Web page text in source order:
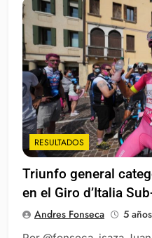
RESULTADOS
Triunfo general
en el Giro d’Italia
Andres Fonseca 5